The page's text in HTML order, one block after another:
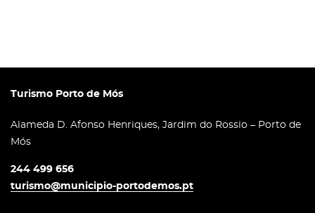
Turismo Porto de Mós
Alameda D. Afonso Henriques, Jardim do Rossio – Porto de
Mós
244 499 656
turismo@municipio-portodemos.pt